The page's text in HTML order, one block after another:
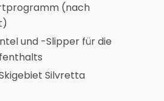
(nach
und -Slipper für die
Silvretta